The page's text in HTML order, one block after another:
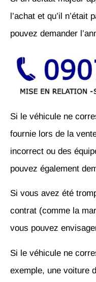
l’achat et qu’il
pouvez demander
Si le véhicule ne
fournie lors de la
incorrect ou des
pouvez également
Si vous avez été
contrat (comme la
vous pouvez
Si le véhicule ne
exemple, une voiture